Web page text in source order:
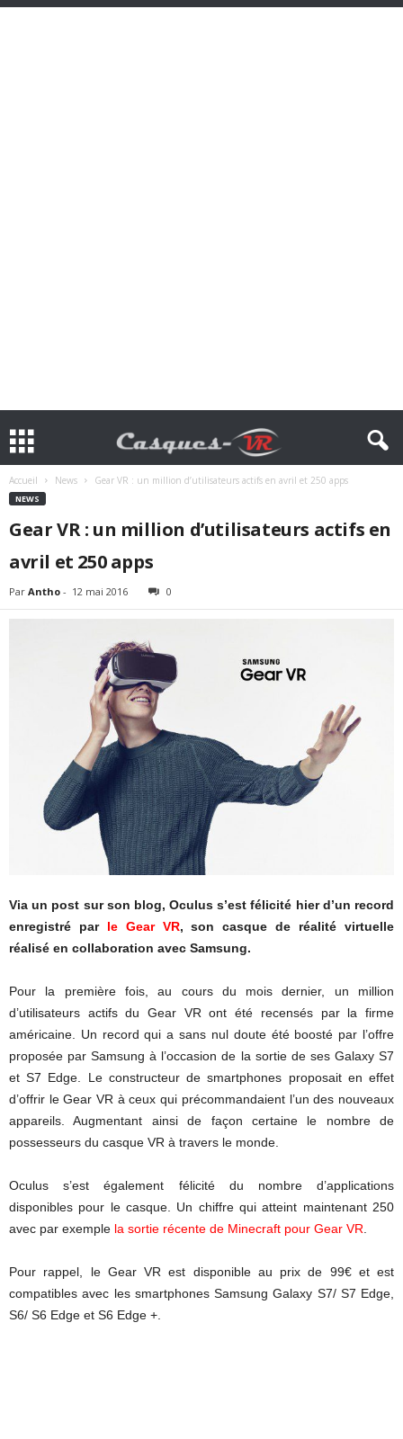
Accueil News Gear VR : un million d’utilisateurs actifs en avril et 250 apps
NEWS
Gear VR : un million d’utilisateurs actifs en
avril et 250 apps
Par Antho - 12 mai 2016 0
Via un post sur son blog, Oculus s’est félicité hier d’un record
enregistré par le Gear VR, son casque de réalité virtuelle
réalisé en collaboration avec Samsung.
Pour la première fois, au cours du mois dernier, un million
d’utilisateurs actifs du Gear VR ont été recensés par la firme
américaine. Un record qui a sans nul doute été boosté par l’offre
proposée par Samsung à l’occasion de la sortie de ses Galaxy S7
et S7 Edge. Le constructeur de smartphones proposait en effet
d’offrir le Gear VR à ceux qui précommandaient l’un des nouveaux
appareils. Augmentant ainsi de façon certaine le nombre de
possesseurs du casque VR à travers le monde.
Oculus s’est également félicité du nombre d’applications
disponibles pour le casque. Un chiffre qui atteint maintenant 250
avec par exemple la sortie récente de Minecraft pour Gear VR.
Pour rappel, le Gear VR est disponible au prix de 99€ et est
compatibles avec les smartphones Samsung Galaxy S7/ S7 Edge,
S6/ S6 Edge et S6 Edge +.